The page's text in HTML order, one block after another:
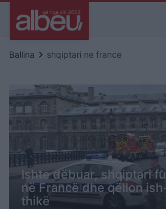
Ballina keyboard_arrow_right shqiptari ne france
Ishte dëbuar, shqiptari
në Francë dhe qëllon
thikë